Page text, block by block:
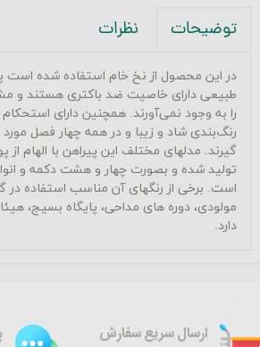
توضیحات نظرات
در این محصول از نخ خام استفاده شده است
طبیعی دارای خاصیت ضد باکتری هستند و
را به وجود نمی‌آورند. همچنین دارای استحکام و
رنگ‌بندی شاد و زیبا و در همه چهار فصل مورد
گیرند. مدلهای مختلف این پیراهن با الهام
تولید شده و بصورت چهار و هشت دکمه و
است. برخی از رنگهای آن مناسب استفاده در
مولودی، دوره های مداحی، پایگاه بسیج،
دارد.
ارسال سریع سفارش